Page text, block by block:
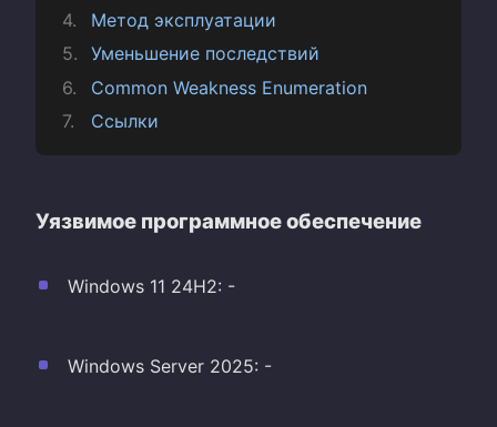
Метод эксплуатации
Уменьшение последствий
Common Weakness Enumeration
Ссылки
Уязвимое программное обеспечение
Windows 11 24H2: -
Windows Server 2025: -